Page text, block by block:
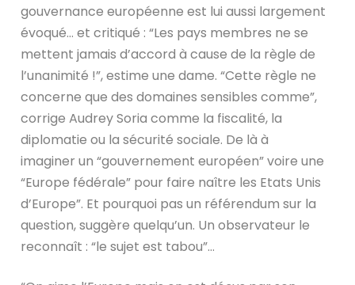
gouvernance européenne est lui aussi largement
évoqué… et critiqué : “Les pays membres ne se
mettent jamais d’accord à cause de la règle de
l’unanimité !”, estime une dame. “Cette règle ne
concerne que des domaines sensibles comme”,
corrige Audrey Soria comme la fiscalité, la
diplomatie ou la sécurité sociale. De là à
imaginer un “gouvernement européen” voire une
“Europe fédérale” pour faire naître les Etats Unis
d’Europe”. Et pourquoi pas un référendum sur la
question, suggère quelqu’un. Un observateur le
reconnaît : “le sujet est tabou”…